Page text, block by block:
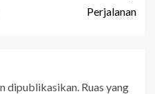
Perjalanan
dipublikasikan. Ruas yang